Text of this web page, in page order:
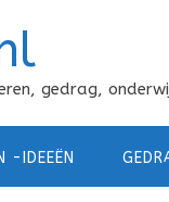
gedrag,
-IDEEËN